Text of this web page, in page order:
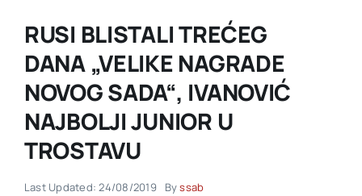
Akti SSAB
Kontakt
RUSI BLISTALI TREĆEG
DANA „VELIKE NAGRADE
NOVOG SADA“, IVANOVIĆ
NAJBOLJI JUNIOR U
TROSTAVU
Last Updated: 24/08/2019 Byssab